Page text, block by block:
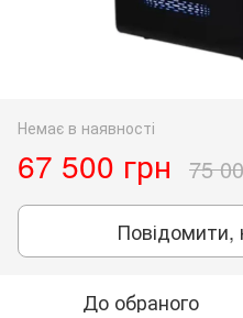
Немає в наявності
67 500 грн 75
Повідомити,
До обраного